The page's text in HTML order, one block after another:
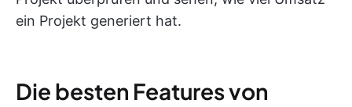
ein Projekt generiert hat.
Die besten Features von